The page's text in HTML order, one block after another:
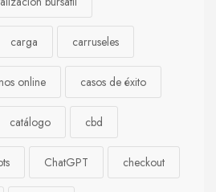
carga carruseles
online casos de éxito
catálogo cbd
ChatGPT checkout